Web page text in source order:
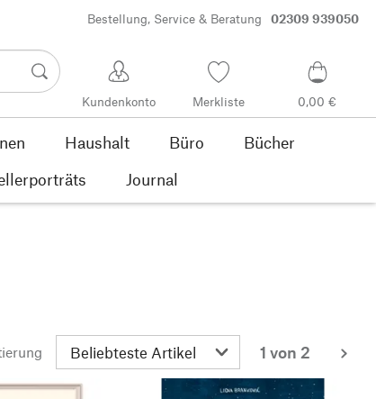
Bestellung, Service & Beratung 02309 939050
Kundenkonto Merkliste 0,00 €
Haushalt Büro
Bücher
Journal
1 von 2